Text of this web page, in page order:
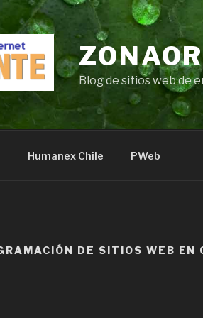
Blog de sitios web de
Humanex Chile PWeb
DE SITIOS WEB EN